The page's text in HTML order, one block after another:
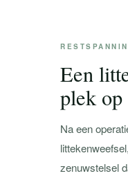
Een
plek
Na een
zenuwstelsel